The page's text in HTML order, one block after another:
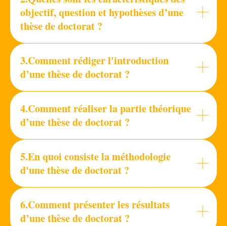
objectif, question et hypothèses d’une
thèse de doctorat ?
3.Comment rédiger l'introduction
d’une thèse de doctorat ?
4.Comment réaliser la partie théorique
d’une thèse de doctorat ?
5.En quoi consiste la méthodologie
d'une thèse de doctorat ?
6.Comment présenter les résultats
d’une thèse de doctorat ?